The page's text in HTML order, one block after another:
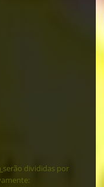
serão divididas por